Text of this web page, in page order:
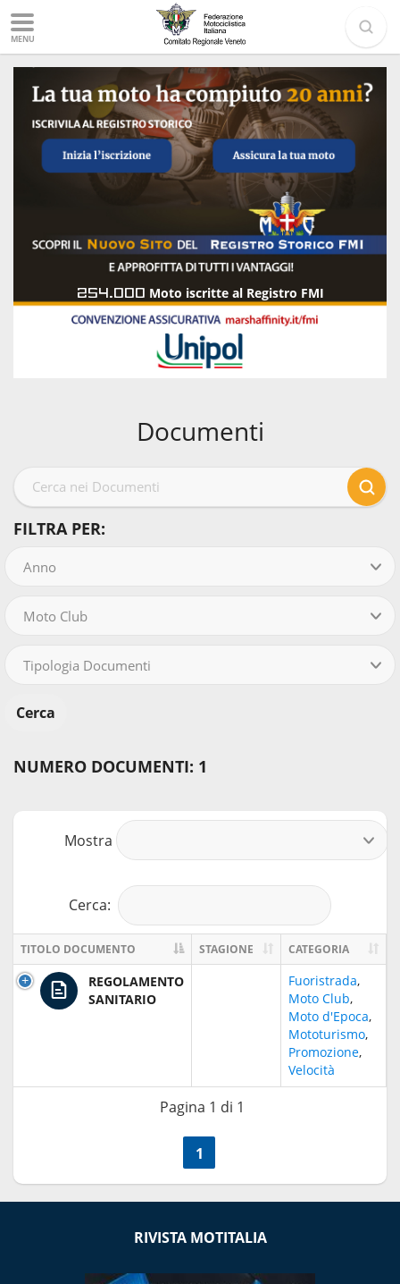
MENU
254.000 Moto iscritte al Registro FMI
Documenti
FILTRA PER:
Anno
Moto Club
Tipologia Documenti
NUMERO DOCUMENTI: 1
Mostra
Cerca:
TITOLO DOCUMENTO STAGIONE CATEGORIA
REGOLAMENTO
SANITARIO
Fuoristrada,
Moto Club,
Moto d'Epoca,
Mototurismo,
Promozione,
Velocità
Pagina 1 di 1
1
RIVISTA MOTITALIA